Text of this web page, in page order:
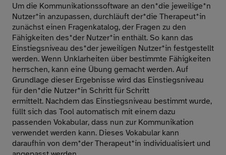
Um die Kommunikationssoftware an den*die jeweilige*n
Nutzer*in anzupassen, durchläuft der*die Therapeut*in
zunächst einen Fragenkatalog, der Fragen zu den
Fähigkeiten des*der Nutzer*in enthält. So kann das
Einstiegsniveau des*der jeweiligen Nutzer*in festgestellt
werden. Wenn Unklarheiten über bestimmte Fähigkeiten
herrschen, kann eine Übung gemacht werden. Auf
Grundlage dieser Ergebnisse wird das Einstiegsniveau
für den*die Nutzer*in Schritt für Schritt
ermittelt. Nachdem das Einstiegsniveau bestimmt wurde,
füllt sich das Tool automatisch mit einem dazu
passenden Vokabular, dass nun zur Kommunikation
verwendet werden kann. Dieses Vokabular kann
daraufhin von dem*der Therapeut*in individualisiert und